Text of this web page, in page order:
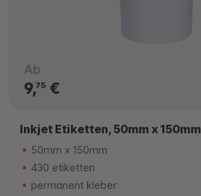
Ab
9,75€
Inkjet Etiketten, 50mm x 150mm
50mm x 150mm
430 etiketten
permanent kleber